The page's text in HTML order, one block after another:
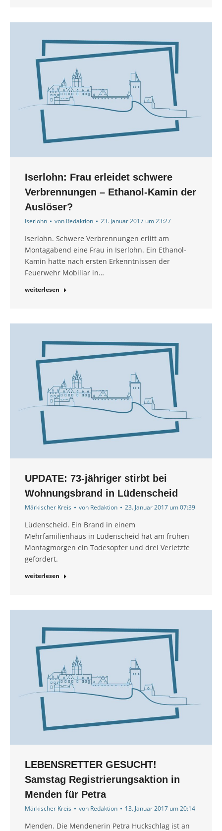
Iserlohn: Frau erleidet schwere
Verbrennungen – Ethanol-Kamin der
Auslöser?
Iserlohn von Redaktion 23. Januar 2017 um 23:27
Iserlohn. Schwere Verbrennungen erlitt am
Montagabend eine Frau in Iserlohn. Ein Ethanol-
Kamin hatte nach ersten Erkenntnissen der
Feuerwehr Mobiliar in…
weiterlesen
UPDATE: 73-jähriger stirbt bei
Wohnungsbrand in Lüdenscheid
Märkischer Kreis von Redaktion 23. Januar 2017 um 07:39
Lüdenscheid. Ein Brand in einem
Mehrfamilienhaus in Lüdenscheid hat am frühen
Montagmorgen ein Todesopfer und drei Verletzte
gefordert.
weiterlesen
LEBENSRETTER GESUCHT!
Samstag Registrierungsaktion in
Menden für Petra
Märkischer Kreis von Redaktion 13. Januar 2017 um 20:14
Menden. Die Mendenerin Petra Huckschlag ist an